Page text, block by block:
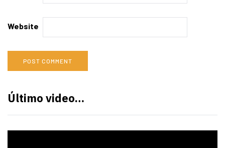
Website
Último video…